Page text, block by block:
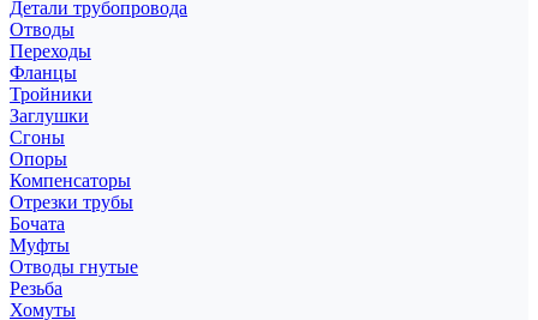
Детали трубопровода
Отводы
Переходы
Фланцы
Тройники
Заглушки
Сгоны
Опоры
Компенсаторы
Отрезки трубы
Бочата
Муфты
Отводы гнутые
Резьба
Хомуты